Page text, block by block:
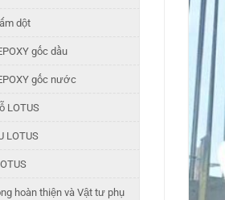
dột
gốc dầu
gốc nước
LOTUS
LOTUS
hoàn thiện và Vật tư phụ